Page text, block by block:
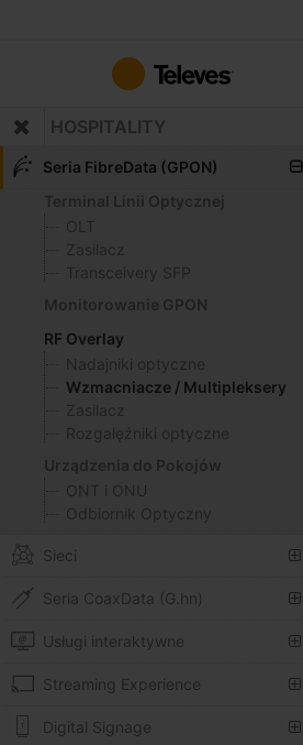
treści
HOSPITALITY
Seria FibreData (GPON)
Terminal Linii Optycznej
OLT
Zasilacz
Transceivery SFP
Monitorowanie GPON
RF Overlay
Nadajniki optyczne
Wzmacniacze / Multipleksery
Zasilacz
Rozgałęźniki optyczne
Urządzenia do Pokojów
ONT i ONU
Odbiornik Optyczny
Sieci
Seria CoaxData (G.hn)
Usługi interaktywne
Streaming Experience
Digital Signage